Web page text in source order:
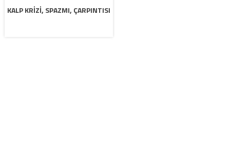
KALP KRIZI, SPAZMI, ÇARPINTISI